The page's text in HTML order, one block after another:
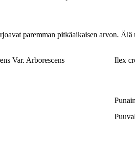
paremman pitkäaikaisen arvon.
Var. Arborescens Ilex